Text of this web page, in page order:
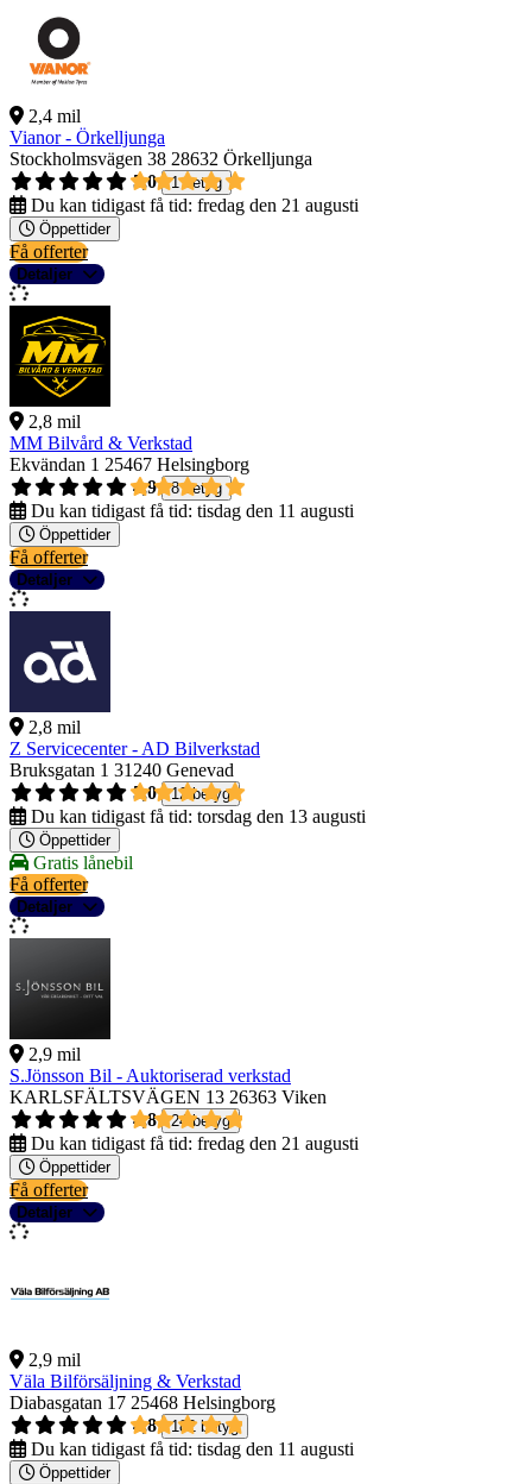
2,4 mil
Vianor - Örkelljunga
Stockholmsvägen 38 28632 Örkelljunga
5,0
1 betyg
Du kan tidigast få tid: fredag den 21 augusti
Öppettider
Få offerter
Detaljer
2,8 mil
MM Bilvård & Verkstad
Ekvändan 1 25467 Helsingborg
4,9
8 betyg
Du kan tidigast få tid: tisdag den 11 augusti
Öppettider
Få offerter
Detaljer
2,8 mil
Z Servicecenter - AD Bilverkstad
Bruksgatan 1 31240 Genevad
5,0
12 betyg
Du kan tidigast få tid: torsdag den 13 augusti
Öppettider
Gratis lånebil
Få offerter
Detaljer
2,9 mil
S.Jönsson Bil - Auktoriserad verkstad
KARLSFÄLTSVÄGEN 13 26363 Viken
4,8
24 betyg
Du kan tidigast få tid: fredag den 21 augusti
Öppettider
Få offerter
Detaljer
2,9 mil
Väla Bilförsäljning & Verkstad
Diabasgatan 17 25468 Helsingborg
4,8
182 betyg
Du kan tidigast få tid: tisdag den 11 augusti
Öppettider